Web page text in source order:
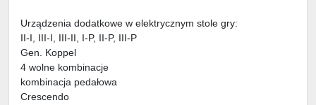
Urządzenia dodatkowe w elektrycznym stole gry:
II-I, III-I, III-II, I-P, II-P, III-P
Gen. Koppel
4 wolne kombinacje
kombinacja pedałowa
Crescendo